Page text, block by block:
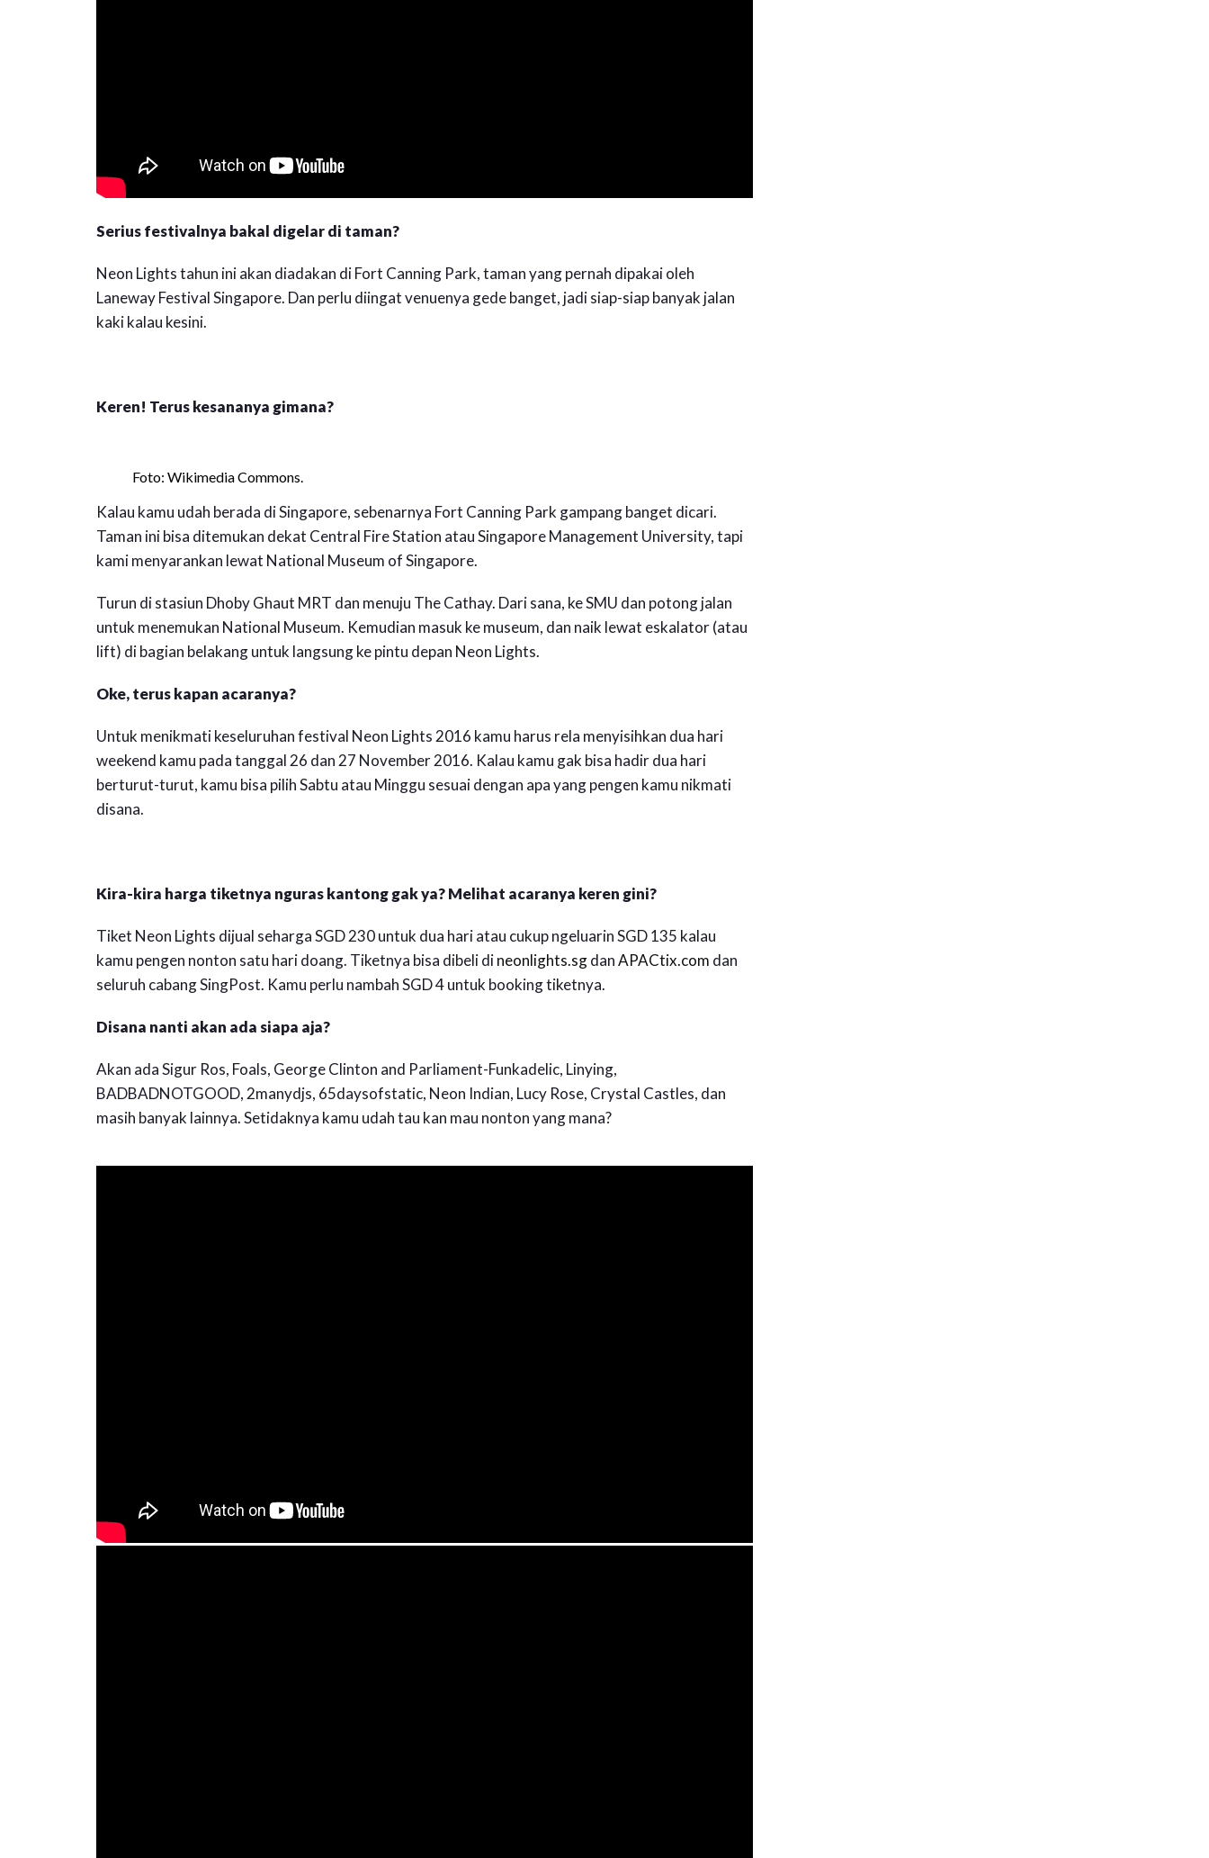
Serius festivalnya bakal digelar di taman?
Neon Lights tahun ini akan diadakan di Fort Canning Park, taman yang pernah dipakai oleh
Laneway Festival Singapore. Dan perlu diingat venuenya gede banget, jadi siap-siap banyak jalan
kaki kalau kesini.
Keren! Terus kesananya gimana?
Foto: Wikimedia Commons.
Kalau kamu udah berada di Singapore, sebenarnya Fort Canning Park gampang banget dicari.
Taman ini bisa ditemukan dekat Central Fire Station atau Singapore Management University, tapi
kami menyarankan lewat National Museum of Singapore.
Turun di stasiun Dhoby Ghaut MRT dan menuju The Cathay. Dari sana, ke SMU dan potong jalan
untuk menemukan National Museum. Kemudian masuk ke museum, dan naik lewat eskalator (atau
lift) di bagian belakang untuk langsung ke pintu depan Neon Lights.
Oke, terus kapan acaranya?
Untuk menikmati keseluruhan festival Neon Lights 2016 kamu harus rela menyisihkan dua hari
weekend kamu pada tanggal 26 dan 27 November 2016. Kalau kamu gak bisa hadir dua hari
berturut-turut, kamu bisa pilih Sabtu atau Minggu sesuai dengan apa yang pengen kamu nikmati
disana.
Kira-kira harga tiketnya nguras kantong gak ya? Melihat acaranya keren gini?
Tiket Neon Lights dijual seharga SGD 230 untuk dua hari atau cukup ngeluarin SGD 135 kalau
kamu pengen nonton satu hari doang. Tiketnya bisa dibeli dineonlights.sgdanAPACtix.com dan
seluruh cabang SingPost. Kamu perlu nambah SGD 4 untuk booking tiketnya.
Disana nanti akan ada siapa aja?
Akan ada Sigur Ros, Foals, George Clinton and Parliament-Funkadelic, Linying,
BADBADNOTGOOD, 2manydjs, 65daysofstatic, Neon Indian, Lucy Rose, Crystal Castles, dan
masih banyak lainnya. Setidaknya kamu udah tau kan mau nonton yang mana?